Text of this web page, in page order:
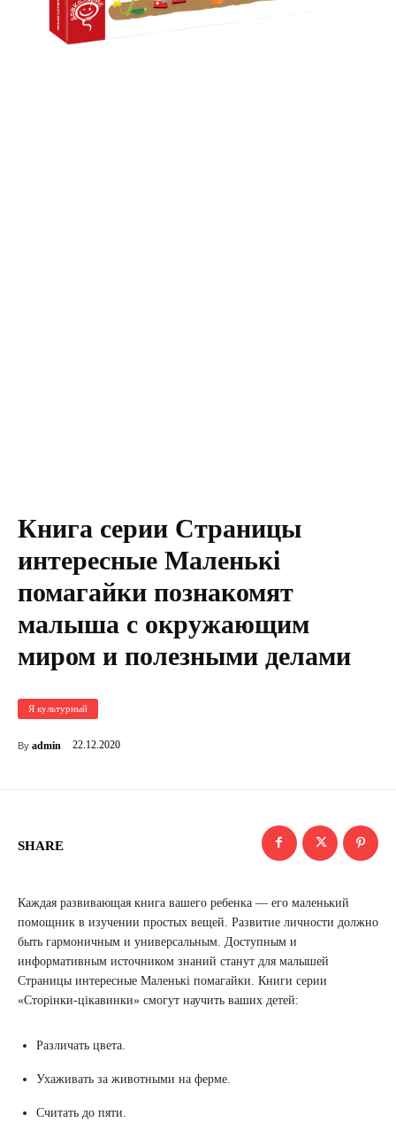
Книга серии Страницы
интересные Маленькі
помагайки познакомят
малыша с окружающим
миром и полезными делами
Я культурный
By admin 22.12.2020
SHARE
Каждая развивающая книга вашего ребенка — его маленький
помощник в изучении простых вещей. Развитие личности должно
быть гармоничным и универсальным. Доступным и
информативным источником знаний станут для малышей
Страницы интересные Маленькі помагайки. Книги серии
«Сторінки-цікавинки» смогут научить ваших детей:
Различать цвета.
Ухаживать за животными на ферме.
Считать до пяти.